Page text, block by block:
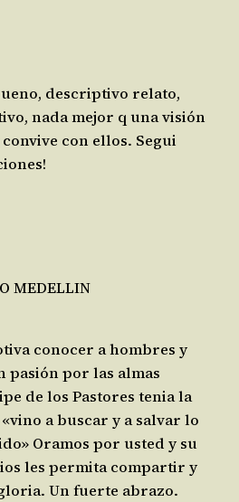
descriptivo relato,
nada mejor q una visión
con ellos. Segui
MEDELLIN
conocer a hombres y
pasión por las almas
de los Pastores tenia la
a buscar y a salvar lo
Oramos por usted y su
les permita compartir y
Un fuerte abrazo.